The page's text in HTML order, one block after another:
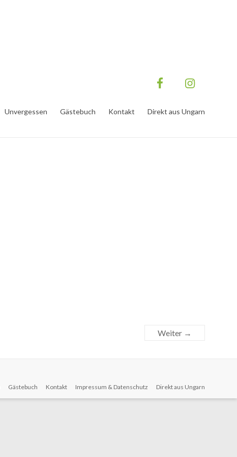
Unvergessen Gästebuch Kontakt Direkt aus Ungarn
Weiter →
Gästebuch Kontakt Impressum & Datenschutz Direkt aus Ungarn